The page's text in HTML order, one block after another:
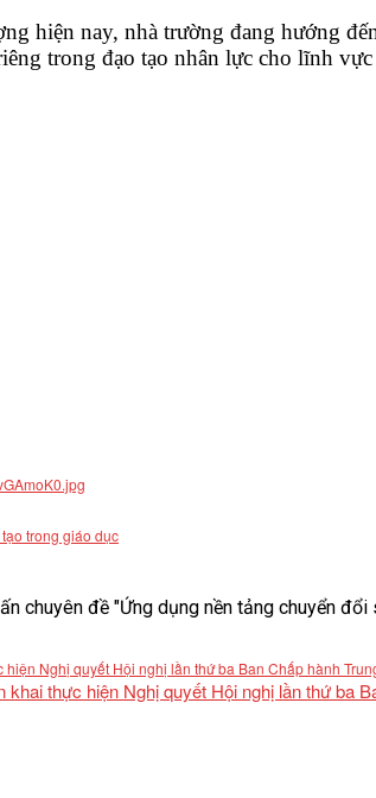
hiện nay, nhà trường đang hướng
trong đạo tạo nhân lực cho lĩnh
trong giáo dục
chuyên đề "Ứng dụng nền tảng chuyển đổi
thực hiện Nghị quyết Hội nghị lần thứ ba